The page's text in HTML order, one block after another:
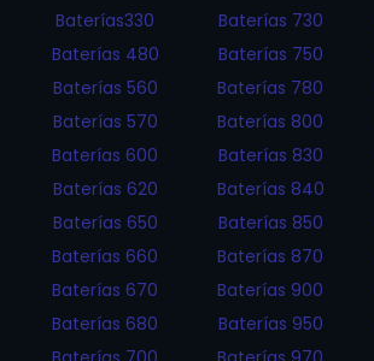
Baterías330
Baterías 480
Baterías 560
Baterías 570
Baterías 600
Baterías 620
Baterías 650
Baterías 660
Baterías 670
Baterías 680
Baterías 730
Baterías 750
Baterías 780
Baterías 800
Baterías 830
Baterías 840
Baterías 850
Baterías 870
Baterías 900
Baterías 950